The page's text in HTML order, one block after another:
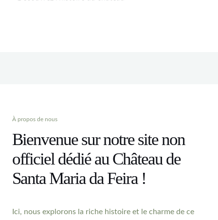
À propos de nous
Bienvenue sur notre site non
officiel dédié au Château de
Santa Maria da Feira !
Ici, nous explorons la riche histoire et le charme de ce